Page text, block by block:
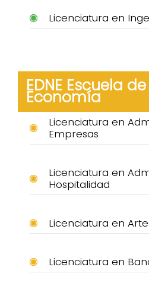
Licenciatura en
EDNE Escuela
Economía
Licenciatura en
Empresas
Licenciatura en
Hospitalidad
Licenciatura en
Licenciatura en